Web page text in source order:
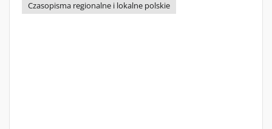
Czasopisma regionalne i lokalne polskie